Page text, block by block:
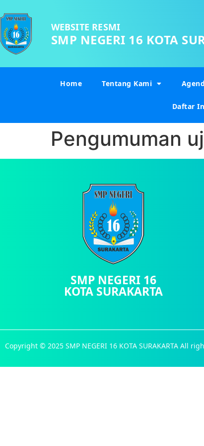
WEBSITE RESMI
SMP NEGERI 16 KOTA
Home Tentang Kami
Daftar
Pengumuman
SMP NEGERI 16
KOTA SURAKARTA
Copyright © 2025 SMP NEGERI 16 KOTA SURAKARTA All